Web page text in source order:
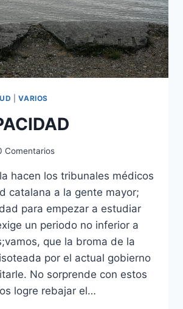
|VARIOS
Comentarios
hacen los tribunales médicos
catalana a la gente mayor;
para empezar a estudiar
un periodo no inferior a
que la broma de la
por el actual gobierno
No sorprende con estos
logre rebajar el…